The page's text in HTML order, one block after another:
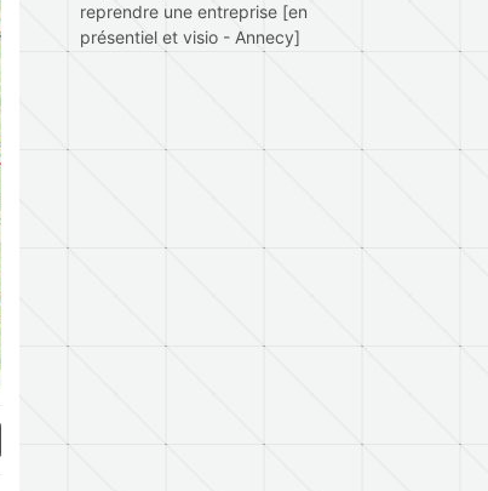
reprendre une entreprise [en
présentiel et visio - Annecy]